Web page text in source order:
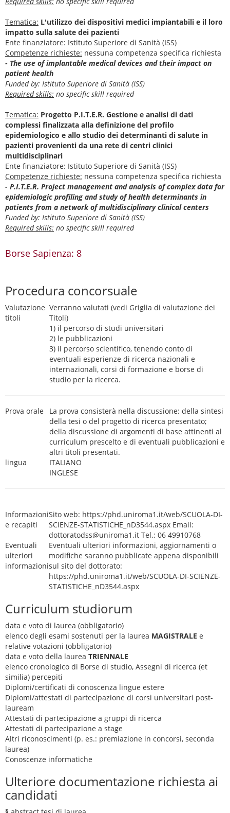
Tematica: L'utilizzo dei dispositivi medici impiantabili e il loro
impatto sulla salute dei pazienti
Ente finanziatore: Istituto Superiore di Sanità (ISS)
Competenze richieste: nessuna competenza specifica richiesta
- The use of implantable medical devices and their impact on
patient health
Funded by: Istituto Superiore di Sanità (ISS)
Required skills: no specific skill required
Tematica: Progetto P.I.T.E.R. Gestione e analisi di dati
complessi finalizzata alla definizione del profilo
epidemiologico e allo studio dei determinanti di salute in
pazienti provenienti da una rete di centri clinici
multidisciplinari
Ente finanziatore: Istituto Superiore di Sanità (ISS)
Competenze richieste: nessuna competenza specifica richiesta
- P.I.T.E.R. Project management and analysis of complex data for
epidemiologic profiling and study of health determinants in
patients from a network of multidisciplinary clinical centers
Funded by: Istituto Superiore di Sanità (ISS)
Required skills: no specific skill required
Borse Sapienza: 8
Procedura concorsuale
Valutazione
titoli
Verranno valutati (vedi Griglia di valutazione dei
Titoli)
1) il percorso di studi universitari
2) le pubblicazioni
3) il percorso scientifico, tenendo conto di
eventuali esperienze di ricerca nazionali e
internazionali, corsi di formazione e borse di
studio per la ricerca.
Prova orale
La prova consisterà nella discussione: della sintesi
della tesi o del progetto di ricerca presentato;
della discussione di argomenti di base attinenti al
curriculum prescelto e di eventuali pubblicazioni e
altri titoli presentati.
lingua
ITALIANO
INGLESE
Informazioni
e recapiti
Sito web: https://phd.uniroma1.it/web/SCUOLA-DI-
SCIENZE-STATISTICHE_nD3544.aspx Email:
dottoratodss@uniroma1.it Tel.: 06 49910768
Eventuali
ulteriori
informazioni
Eventuali ulteriori informazioni, aggiornamenti o
modifiche saranno pubblicate appena disponibili
sul sito del dottorato:
https://phd.uniroma1.it/web/SCUOLA-DI-SCIENZE-
STATISTICHE_nD3544.aspx
Curriculum studiorum
data e voto di laurea (obbligatorio)
elenco degli esami sostenuti per la laurea MAGISTRALE e
relative votazioni (obbligatorio)
data e voto della laurea TRIENNALE
elenco cronologico di Borse di studio, Assegni di ricerca (et
similia) percepiti
Diplomi/certificati di conoscenza lingue estere
Diplomi/attestati di partecipazione di corsi universitari post-
lauream
Attestati di partecipazione a gruppi di ricerca
Attestati di partecipazione a stage
Altri riconoscimenti (p. es.: premiazione in concorsi, seconda
laurea)
Conoscenze informatiche
Ulteriore documentazione richiesta ai
candidati